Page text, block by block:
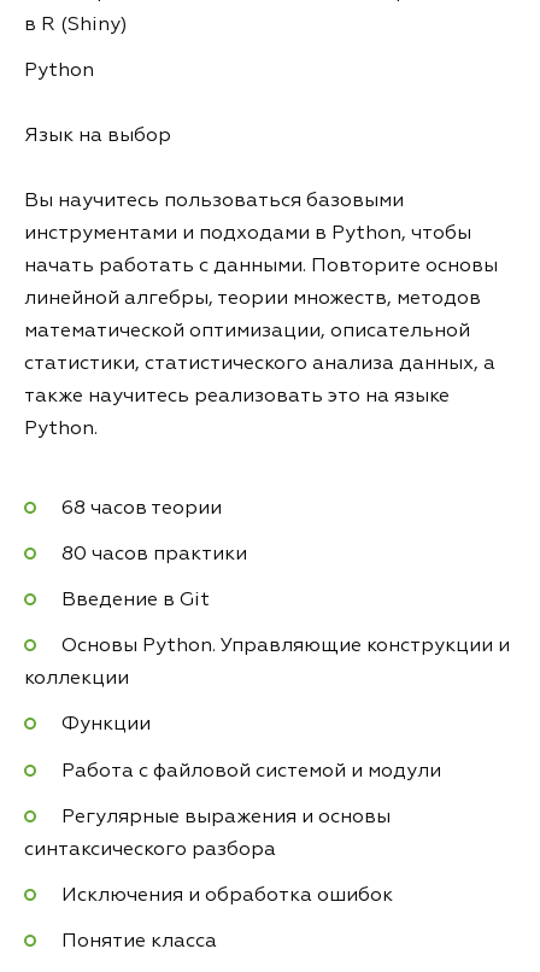
в R (Shiny)
Python
Язык на выбор
Вы научитесь пользоваться базовыми
инструментами и подходами в Python, чтобы
начать работать с данными. Повторите основы
линейной алгебры, теории множеств, методов
математической оптимизации, описательной
статистики, статистического анализа данных, а
также научитесь реализовать это на языке
Python.
68 часов теории
80 часов практики
Введение в Git
Основы Python. Управляющие конструкции и
коллекции
Функции
Работа с файловой системой и модули
Регулярные выражения и основы
синтаксического разбора
Исключения и обработка ошибок
Понятие класса